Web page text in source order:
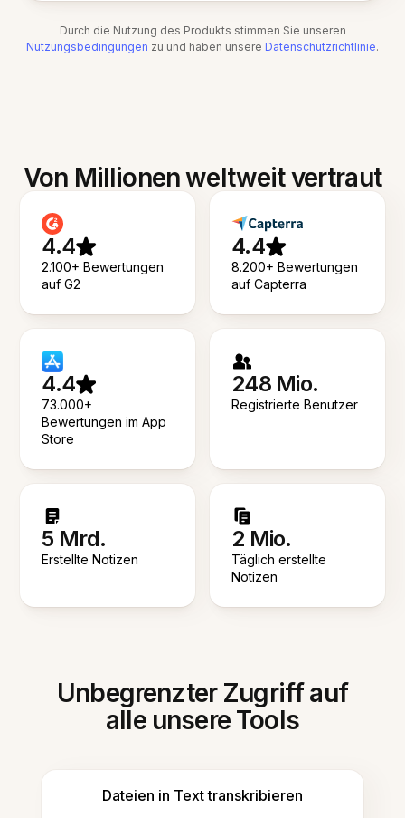
Durch die Nutzung des Produkts stimmen Sie unseren
Nutzungsbedingungen zu und haben unsere Datenschutzrichtlinie.
Von Millionen weltweit vertraut
4.4
2.100+ Bewertungen
auf G2
4.4
8.200+ Bewertungen
auf Capterra
4.4
73.000+
Bewertungen im App
Store
248 Mio.
Registrierte Benutzer
5 Mrd.
Erstellte Notizen
2 Mio.
Täglich erstellte
Notizen
Unbegrenzter Zugriff auf
alle unsere Tools
Dateien in Text transkribieren